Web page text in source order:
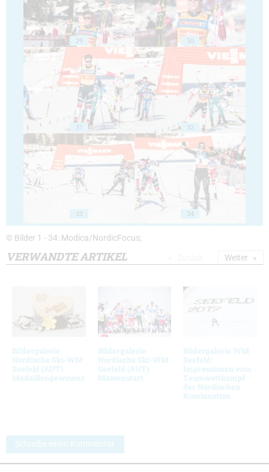
29 30
31 32
33 34
© Bilder 1 - 34: Modica/NordicFocus;
VERWANDTE ARTIKEL
Bildergalerie
Nordische Ski-WM
Seefeld (AUT)
Medaillengewinner
Bildergalerie
Nordische Ski-WM
Seefeld (AUT)
Massenstart
Bildergalerie WM
Seefeld:
Impressionen vom
Teamwettkampf
der Nordischen
Kombination
Weiter
Schreibe einen Kommentar